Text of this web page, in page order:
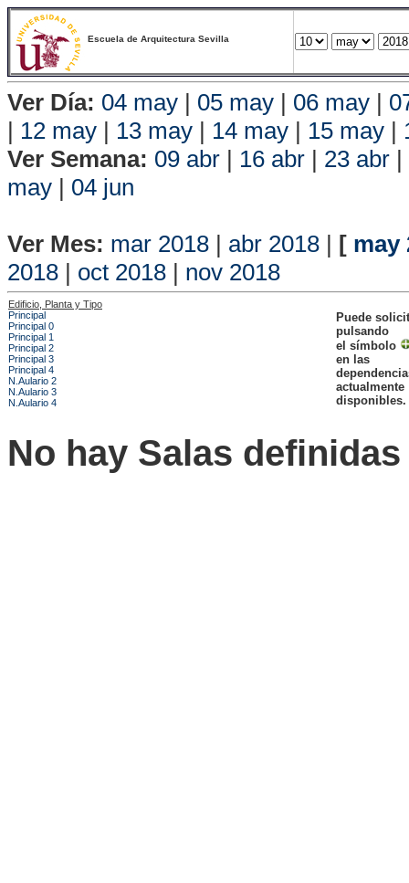
Escuela de Arquitectura Sevilla
Ver Día: 04 may | 05 may | 06 may |
| 12 may | 13 may | 14 may | 15 may |
Ver Semana: 09 abr | 16 abr | 23 abr |
may | 04 jun
Ver Mes: mar 2018 | abr 2018 | [ may
2018 | oct 2018 | nov 2018
Edificio, Planta y Tipo
Principal
Principal 0
Principal 1
Principal 2
Principal 3
Principal 4
N.Aulario 2
N.Aulario 3
N.Aulario 4
Puede
pulsando
el símbolo
en las
actualmente
disponibles.
No hay Salas